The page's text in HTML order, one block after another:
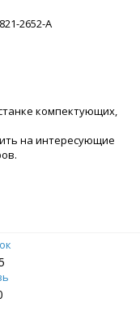
2652-A
компектующих,
на интересующие